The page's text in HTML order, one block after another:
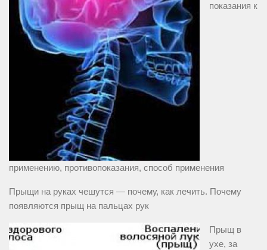
показания к
применению, противопоказания, способ применения
Прыщи на руках чешутся — почему, как лечить. Почему
появляются прыщ на пальцах рук
Прыщ в
ухе, за